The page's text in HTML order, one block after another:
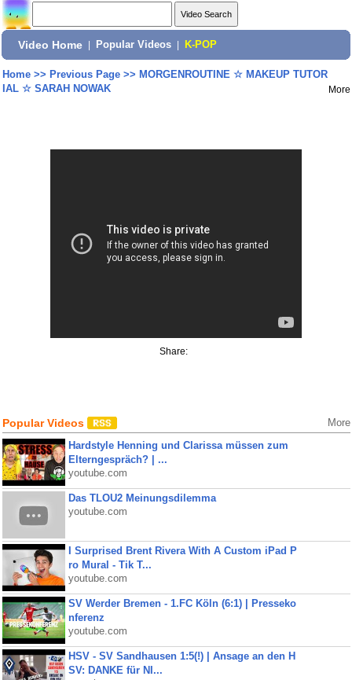
Video Home Popular Videos K-POP
Home>> Previous Page>> MORGENROUTINE ☆ MAKEUP TUTOR
IAL ☆ SARAH NOWAK
More
Share:
Popular Videos More
Hardstyle Henning und Clarissa müssen zum
Elterngespräch? | ...
youtube.com
Das TLOU2 Meinungsdilemma
youtube.com
I Surprised Brent Rivera With A Custom iPad P
ro Mural - Tik T...
youtube.com
SV Werder Bremen - 1.FC Köln (6:1) | Presseko
nferenz
youtube.com
HSV - SV Sandhausen 1:5(!) | Ansage an den H
SV: DANKE für NI...